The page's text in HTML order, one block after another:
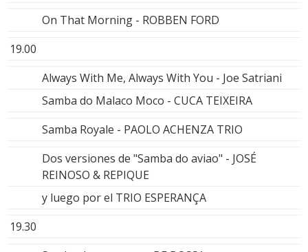
On That Morning - ROBBEN FORD
19.00
Always With Me, Always With You - Joe Satriani
Samba do Malaco Moco - CUCA TEIXEIRA
Samba Royale - PAOLO ACHENZA TRIO
Dos versiones de "Samba do aviao" - JOSÉ
REINOSO & REPIQUE
y luego por el TRIO ESPERANÇA
19.30